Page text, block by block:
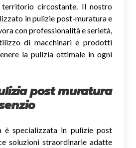
circostante. Il nostro
in pulizie post-muratura e
con professionalità e serietà,
di macchinari e prodotti
la pulizia ottimale in ogni
post muratura
è specializzata in pulizie post
soluzioni straordinarie adatte